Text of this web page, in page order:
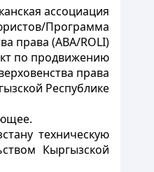
ассоциация
Программа
права (ABA/ROLI)
по продвижению
права
Республике
техническую
Кыргызской